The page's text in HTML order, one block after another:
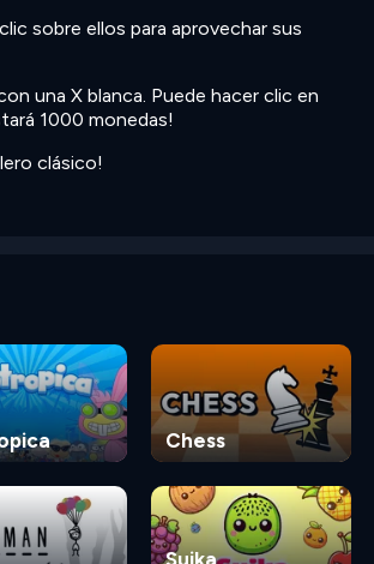
sobre ellos para aprovechar sus
una X blanca. Puede hacer clic en
1000 monedas!
clásico!
Chess
Suika